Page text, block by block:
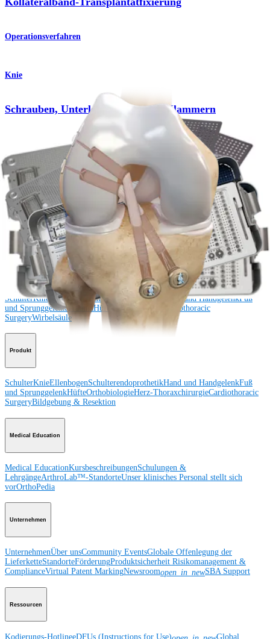
Operationsverfahren
Knie
Schrauben, Unterlegscheiben und Klammern
Wie können wir Ihnen helfen?
Medizinproduktberater:in kontaktieren
Veranstaltungen, Lab-Vorführungen und Schulungsmöglichkeiten
ansehen
Unseren Newsletter abonnieren
Besuchen Sie uns
Operationsverfahren
SchulterKnie Ellenbogen Schulterendoprothetik Hand und HandgelenkFuß
und Sprunggelenk TraumaHüfte Orthobiologie
Cardiothoracic
SurgeryWirbelsäule
Produkt
SchulterKnieEllenbogenSchulterendoprothetikHand und HandgelenkFuß
und SprunggelenkHüfteOrthobiologieHerz-ThoraxchirurgieCardiothoracic
SurgeryBildgebung & Resektion
Medical Education
Medical EducationKursbeschreibungenSchulungen &
LehrgängeArthroLab™-StandorteUnser klinisches Personal stellt sich
vorOrthoPedia
Unternehmen
UnternehmenÜber unsCommunity EventsGlobale Offenlegung der
LieferketteStandorteFörderungProduktsicherheit Risikomanagement &
ComplianceVirtual Patent MarkingNewsroomopen_in_newSBA Support
Ressourcen
Kodierungs-HotlineeDFUs (Instructions for Use)
Global